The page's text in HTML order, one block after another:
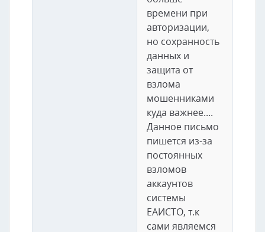
времени при
авторизации,
но сохранность
данных и
защита от
взлома
мошенниками
куда важнее....
Данное письмо
пишется из-за
постоянных
взломов
аккаунтов
системы
ЕАИСТО, т.к
сами являемся